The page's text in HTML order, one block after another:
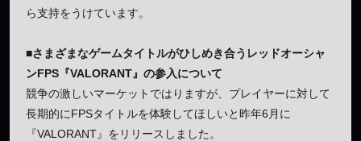
ら支持をうけています。
■さまざまなゲームタイトルがひしめき合うレッドオーシャ
ンFPS『VALORANT』の参入について
競争の激しいマーケットではりますが、プレイヤーに対して
長期的にFPSタイトルを体験してほしいと昨年6月に
『VALORANT』をリリースしました。